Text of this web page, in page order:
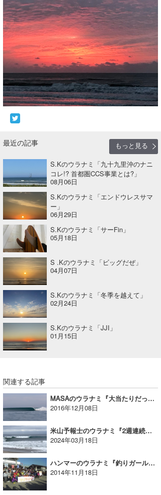
最近の記事
もっと見る
S.Kのウラナミ「九十九里沖のナニ
コレ!? 首都圏CCS事業とは?」
08月06日
S.Kのウラナミ「エンドウレスサマ
ー」
06月29日
S.Kのウラナミ「サーFin」
05月18日
S .Kのウラナミ「ビッグだぜ」
04月07日
S.Kのウラナミ「冬季を越えて」
02月24日
S.Kのウラナミ「JJI」
01月15日
関連する記事
MASAのウラナミ『大当たりだったインドネシアボートトリップ』
2016年12月08日
米山予報士のウラナミ『2週連続のサーフィン三昧！』
2024年03月18日
ハンマーのウラナミ『釣りガールが大集合！』
2014年11月18日